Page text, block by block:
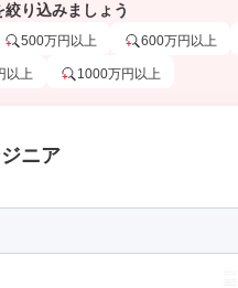
り込みましょう
500万円以上 600万円以上
以上 1000万円以上
ニア